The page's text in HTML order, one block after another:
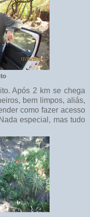
Após 2 km se chega
bem limpos, aliás,
como fazer acesso
especial, mas tudo